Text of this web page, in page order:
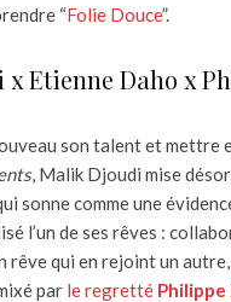
“Folie Douce”.
Etienne Daho x
son talent et mettre
, Malik Djoudi mise
sonne comme une
l’un de ses rêves :
rêve qui en rejoint un
par le regretté Philippe